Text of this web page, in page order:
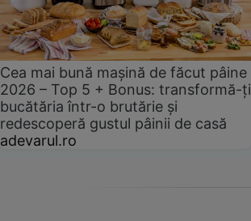
Cea mai bună mașină de făcut pâine
2026 – Top 5 + Bonus: transformă-ți
bucătăria într-o brutărie și
redescoperă gustul pâinii de casă
adevarul.ro